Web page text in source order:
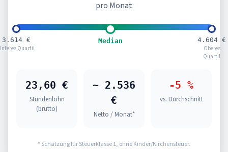
pro Monat
3.614 €
Quartil
Median
4.604 €
Oberes
Quartil
23,60 €
Stundenlohn
(brutto)
~ 2.536
€
Netto / Monat*
-5 %
vs. Durchschnitt
* Schätzung für Steuerklasse 1, ohne Kinder/Kirchensteuer.